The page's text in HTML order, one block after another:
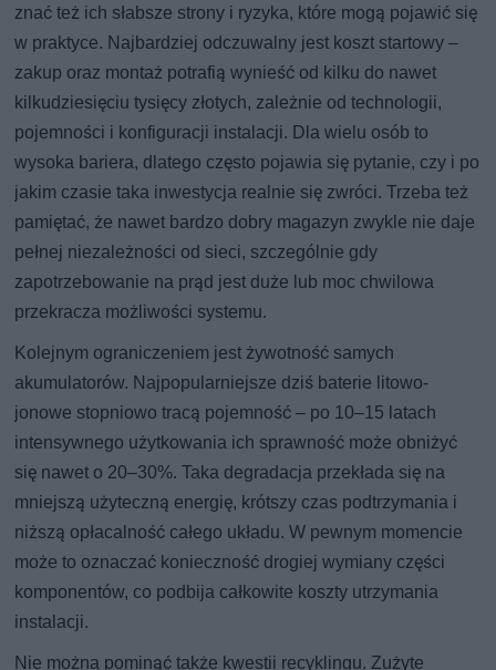
znać też ich słabsze strony i ryzyka, które mogą pojawić się
w praktyce. Najbardziej odczuwalny jest koszt startowy –
zakup oraz montaż potrafią wynieść od kilku do nawet
kilkudziesięciu tysięcy złotych, zależnie od technologii,
pojemności i konfiguracji instalacji. Dla wielu osób to
wysoka bariera, dlatego często pojawia się pytanie, czy i po
jakim czasie taka inwestycja realnie się zwróci. Trzeba też
pamiętać, że nawet bardzo dobry magazyn zwykle nie daje
pełnej niezależności od sieci, szczególnie gdy
zapotrzebowanie na prąd jest duże lub moc chwilowa
przekracza możliwości systemu.
Kolejnym ograniczeniem jest żywotność samych
akumulatorów. Najpopularniejsze dziś baterie litowo-
jonowe stopniowo tracą pojemność – po 10–15 latach
intensywnego użytkowania ich sprawność może obniżyć
się nawet o 20–30%. Taka degradacja przekłada się na
mniejszą użyteczną energię, krótszy czas podtrzymania i
niższą opłacalność całego układu. W pewnym momencie
może to oznaczać konieczność drogiej wymiany części
komponentów, co podbija całkowite koszty utrzymania
instalacji.
Nie można pominąć także kwestii recyklingu. Zużyte